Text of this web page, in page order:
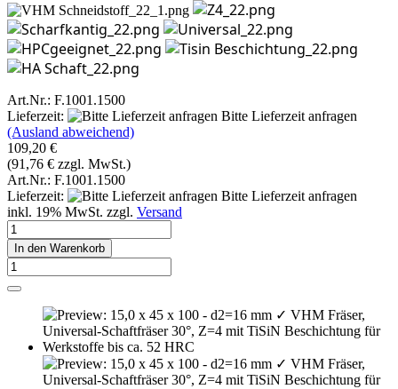
Art.Nr.: F.1001.1500
Lieferzeit:
Bitte Lieferzeit anfragen
(Ausland abweichend)
109,20 €
(91,76 € zzgl. MwSt.)
Art.Nr.: F.1001.1500
Lieferzeit:
Bitte Lieferzeit anfragen
inkl. 19% MwSt. zzgl. Versand
In den Warenkorb